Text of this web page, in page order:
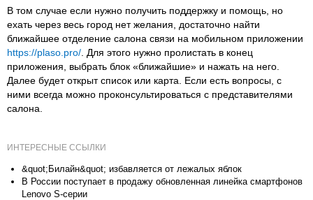
В том случае если нужно получить поддержку и помощь, но
ехать через весь город нет желания, достаточно найти
ближайшее отделение салона связи на мобильном приложении
https://plaso.pro/ . Для этого нужно пролистать в конец
приложения, выбрать блок «ближайшие» и нажать на него.
Далее будет открыт список или карта. Если есть вопросы, с
ними всегда можно проконсультироваться с представителями
салона.
ИНТЕРЕСНЫЕ ССЫЛКИ
&quot;Билайн&quot; избавляется от лежалых яблок
В России поступает в продажу обновленная линейка смартфонов
Lenovo S-серии